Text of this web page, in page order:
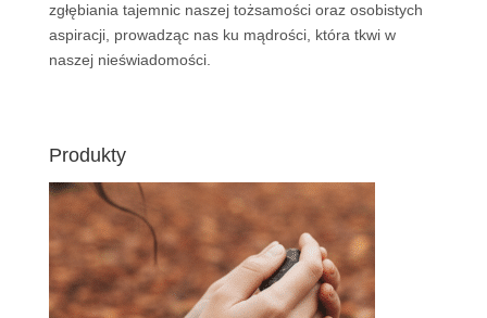
zgłębiania tajemnic naszej tożsamości oraz osobistych
aspiracji, prowadząc nas ku mądrości, która tkwi w
naszej nieświadomości.
Produkty